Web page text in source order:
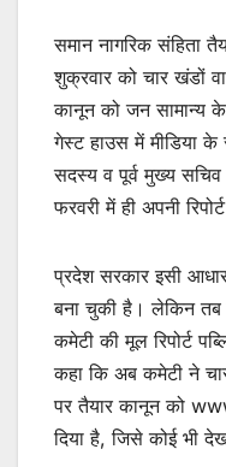
समान नागरिक संहिता
शुक्रवार को चार खंडों
कानून को जन सामान्य के
गेस्ट हाउस में मीडिया के
सदस्य व पूर्व मुख्य
फरवरी में ही अपनी
प्रदेश सरकार इसी
बना चुकी है। लेकिन तब
कमेटी की मूल रिपोर्ट
कहा कि अब कमेटी ने
पर तैयार कानून को
दिया है, जिसे कोई भी